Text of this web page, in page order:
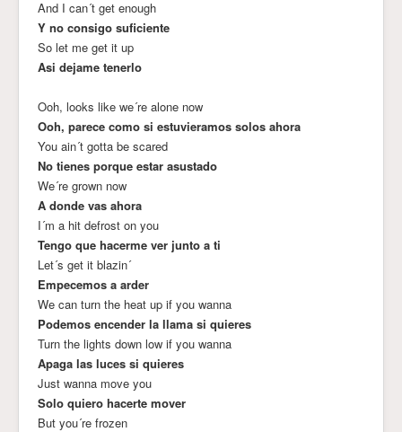
And I can´t get enough
Y no consigo suficiente
So let me get it up
Asi dejame tenerlo
Ooh, looks like we´re alone now
Ooh, parece como si estuvieramos solos ahora
You ain´t gotta be scared
No tienes porque estar asustado
We´re grown now
A donde vas ahora
I´m a hit defrost on you
Tengo que hacerme ver junto a ti
Let´s get it blazin´
Empecemos a arder
We can turn the heat up if you wanna
Podemos encender la llama si quieres
Turn the lights down low if you wanna
Apaga las luces si quieres
Just wanna move you
Solo quiero hacerte mover
But you´re frozen